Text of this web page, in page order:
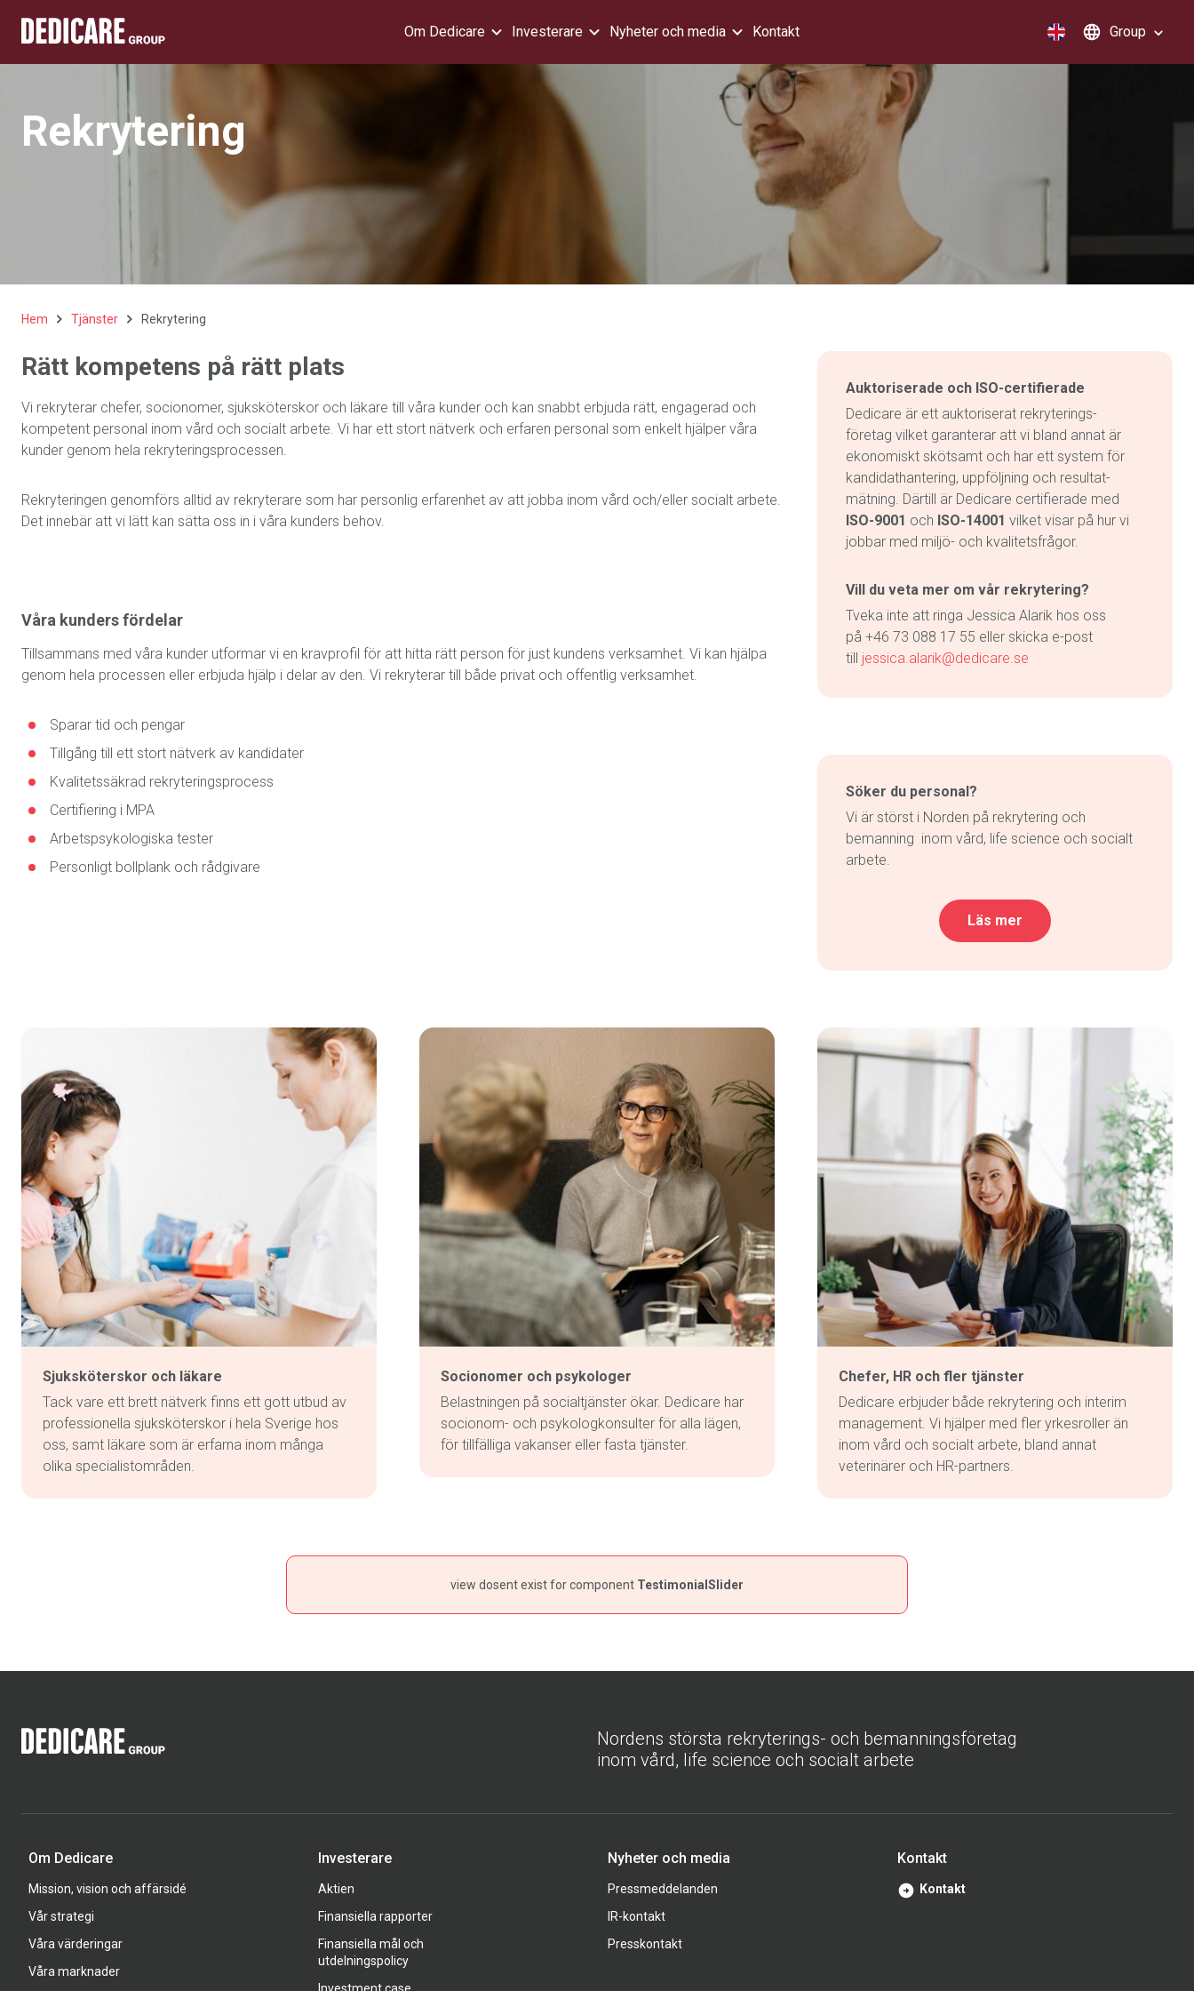
Om Dedicare Investerare Nyheter och media Kontakt Group
Rekrytering
Hem Tjänster Rekrytering
Rätt kompetens på rätt plats
Vi rekryterar chefer, socionomer, sjuksköterskor och läkare till våra kunder och kan snabbt erbjuda rätt, engagerad och
kompetent personal inom vård och socialt arbete. Vi har ett stort nätverk och erfaren personal som enkelt hjälper våra
kunder genom hela rekryteringsprocessen.
Rekryteringen genomförs alltid av rekryterare som har personlig erfarenhet av att jobba inom vård och/eller socialt arbete.
Det innebär att vi lätt kan sätta oss in i våra kunders behov.
Våra kunders fördelar
Tillsammans med våra kunder utformar vi en kravprofil för att hitta rätt person för just kundens verksamhet. Vi kan hjälpa
genom hela processen eller erbjuda hjälp i delar av den. Vi rekryterar till både privat och offentlig verksamhet.
Sparar tid och pengar
Tillgång till ett stort nätverk av kandidater
Kvalitetssäkrad rekryteringsprocess
Certifiering i MPA
Arbetspsykologiska tester
Personligt bollplank och rådgivare
Auktoriserade och ISO-certifierade
Dedicare är ett auktoriserat rekryterings-
företag vilket garanterar att vi bland annat är
ekonomiskt skötsamt och har ett system för
kandidathantering, uppföljning och resultat-
mätning. Därtill är Dedicare certifierade med
ISO-9001 och ISO-14001 vilket visar på hur vi
jobbar med miljö- och kvalitetsfrågor.
Vill du veta mer om vår rekrytering?
Tveka inte att ringa Jessica Alarik hos oss
på +46 73 088 17 55 eller skicka e-post
till jessica.alarik@dedicare.se
Söker du personal?
Vi är störst i Norden på rekrytering och
bemanning inom vård, life science och socialt
arbete.
Läs mer
Sjuksköterskor och läkare
Tack vare ett brett nätverk finns ett gott utbud av
professionella sjuksköterskor i hela Sverige hos
oss, samt läkare som är erfarna inom många
olika specialistområden.
Socionomer och psykologer
Belastningen på socialtjänster ökar. Dedicare har
socionom- och psykologkonsulter för alla lägen,
för tillfälliga vakanser eller fasta tjänster.
Chefer, HR och fler tjänster
Dedicare erbjuder både rekrytering och interim
management. Vi hjälper med fler yrkesroller än
inom vård och socialt arbete, bland annat
veterinärer och HR-partners.
view dosent exist for component TestimonialSlider
Nordens största rekryterings- och bemanningsföretag
inom vård, life science och socialt arbete
Om Dedicare
Mission, vision och affärsidé
Vår strategi
Våra värderingar
Våra marknader
Investerare
Aktien
Finansiella rapporter
Finansiella mål och
utdelningspolicy
Investment case
Nyheter och media
Pressmeddelanden
IR-kontakt
Presskontakt
Kontakt
Kontakt